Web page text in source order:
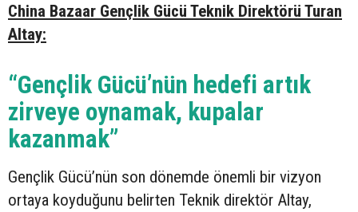
China Bazaar Gençlik Gücü Teknik Direktörü Turan
Altay:
“Gençlik Gücü’nün hedefi artık
zirveye oynamak, kupalar
kazanmak”
Gençlik Gücü’nün son dönemde önemli bir vizyon
ortaya koyduğunu belirten Teknik direktör Altay,